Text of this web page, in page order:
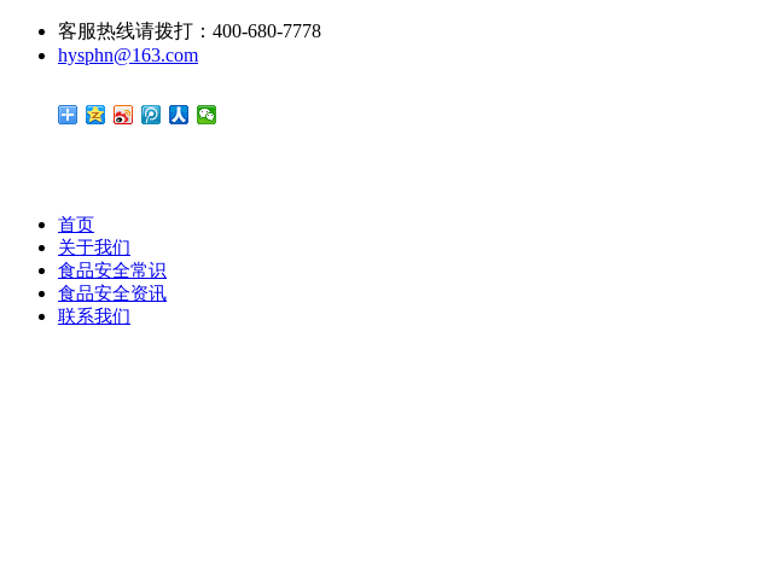
客服热线请拨打：400-680-7778
hysphn@163.com
首页
关于我们
食品安全常识
食品安全资讯
联系我们